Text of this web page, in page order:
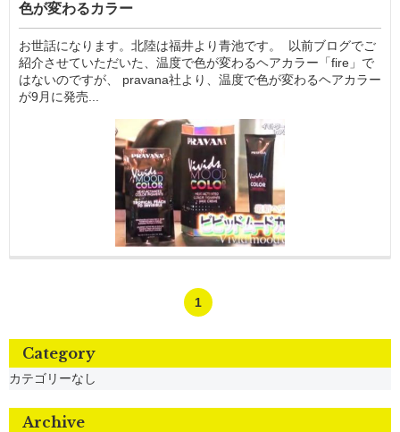
色が変わるカラー
お世話になります。北陸は福井より青池です。 以前ブログでご
紹介させていただいた、温度で色が変わるヘアカラー「fire」で
はないのですが、 pravana社より、温度で色が変わるヘアカラー
が9月に発売...
1
Category
カテゴリーなし
Archive